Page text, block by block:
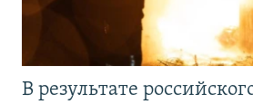
В результате